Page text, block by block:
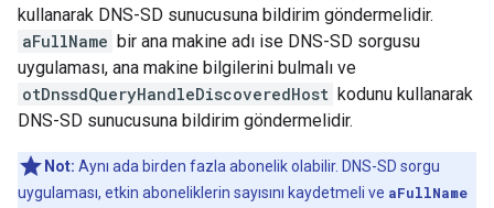
kullanarak DNS-SD sunucusuna bildirim göndermelidir.
aFullName bir ana makine adı ise DNS-SD sorgusu
uygulaması, ana makine bilgilerini bulmalı ve
otDnssdQueryHandleDiscoveredHost kodunu kullanarak
DNS-SD sunucusuna bildirim göndermelidir.
Not: Aynı ada birden fazla abonelik olabilir. DNS-SD sorgu
uygulaması, etkin aboneliklerin sayısını kaydetmeli ve aFullName